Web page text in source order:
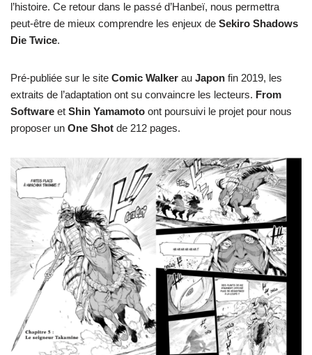
l’histoire. Ce retour dans le passé d’Hanbeï, nous permettra
peut-être de mieux comprendre les enjeux de Sekiro Shadows
Die Twice.
Pré-publiée sur le site Comic Walker au Japon fin 2019, les
extraits de l’adaptation ont su convaincre les lecteurs. From
Software et Shin Yamamoto ont poursuivi le projet pour nous
proposer un One Shot de 212 pages.